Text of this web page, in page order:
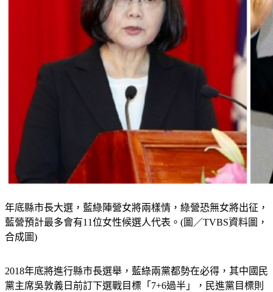
年底縣市長大選，藍綠陣營女將兩樣情，綠營恐無女將出征，
藍營預計最多會有11位女性候選人代表。(圖／TVBS資料圖，
合成圖)
2018年底將進行縣市長選舉，藍綠兩黨都勢在必得，其中國民
黨主席吳敦義日前訂下選戰目標「7+6過半」，民進黨目標則